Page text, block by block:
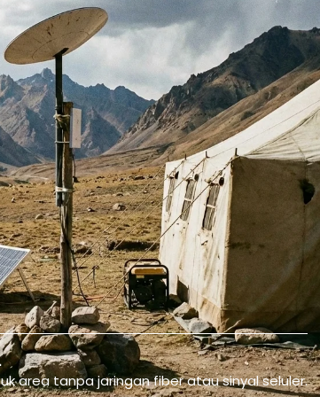
Perusahaan
sementara dengan koneksi internet andal